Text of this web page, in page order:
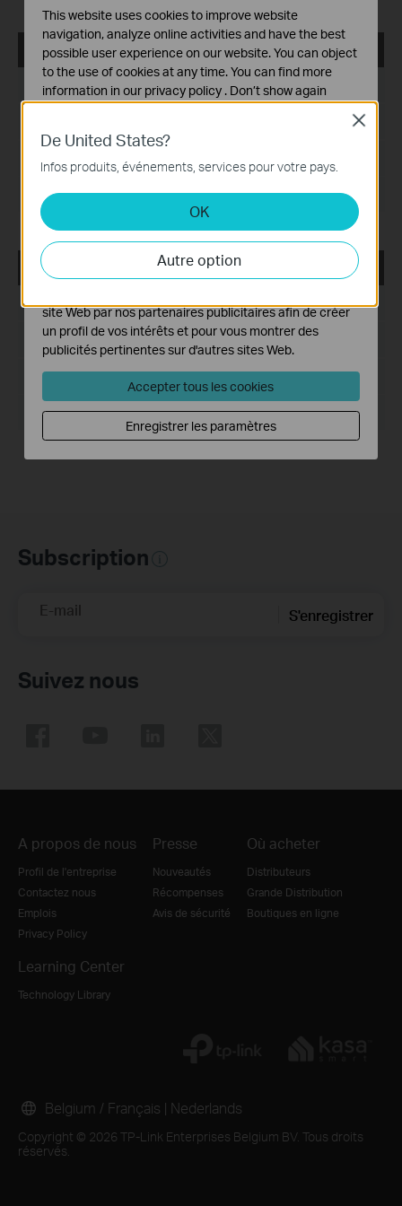
USB_Printer_Controller_Utility_Mac
Date de publication:2018-10-29
2.53 MB
Système d'Exploitation: Mac OS 10.9-10.14
USB_Printer_Controller_Utility_Windows
Date de publication:2017-03-14
Langue:Anglais
Taille du fichier:14.26MB
Système d'Exploitation: Win2000/XP/2003/Vista/7/8/8.1/10
Subscription
E-mail S'enregistrer
Suivez nous
A propos de nous
Profil de l'entreprise
Contactez nous
Emplois
Privacy Policy
Presse
Nouveautés
Récompenses
Avis de sécurité
Où acheter
Distributeurs
Grande Distribution
Boutiques en ligne
Learning Center
Technology Library
Copyright © 2026 TP-Link Enterprises Belgium BV. Tous droits
réservés.
Belgium / Français | Nederlands
De United States?
Infos produits, événements, services pour votre pays.
OK
Autre option
Close
This website uses cookies to improve website
navigation, analyze online activities and have the best
possible user experience on our website. You can object
to the use of cookies at any time. You can find more
information in our privacy policy . Don’t show again
Ces cookies sont nécessaires au fonctionnement du
site Web et ne peuvent pas être désactivés dans vos
systèmes.
Cookies d'analyse et marketing
Les cookies d'analyse nous permettent d'analyser vos
activités sur notre site Web pour améliorer et ajuster les
fonctionnalités de notre site Web.
site Web par nos partenaires publicitaires afin de créer
un profil de vos intérêts et pour vous montrer des
publicités pertinentes sur d'autres sites Web.
Accepter tous les cookies
Enregistrer les paramètres